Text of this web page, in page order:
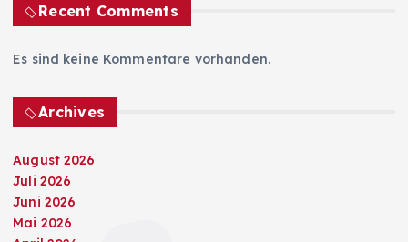
Recent Comments
Es sind keine Kommentare vorhanden.
Archives
August 2026
Juli 2026
Juni 2026
Mai 2026